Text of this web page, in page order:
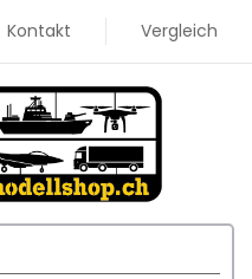
Kontakt Vergleich